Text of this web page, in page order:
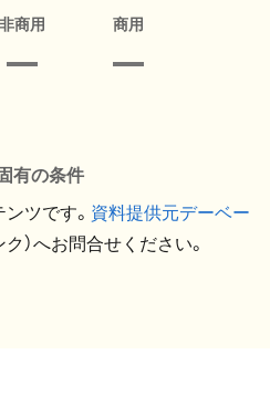
非商用 商用
有の条件
ツです。 資料提供元デーベー
）へお問合せください。